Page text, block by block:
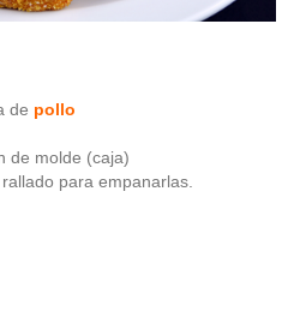
de pollo
de molde (caja)
para empanarlas.